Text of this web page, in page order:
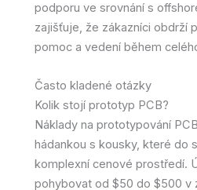
podporu ve srovnání s
zajišťuje, že zákazníci obdrží
pomoc a vedení během
Často kladené otázky
Kolik stojí prototyp PCB?
Náklady na prototypování
hádankou s kousky, které do
komplexní cenové prostředí.
pohybovat od $50 do $500 v